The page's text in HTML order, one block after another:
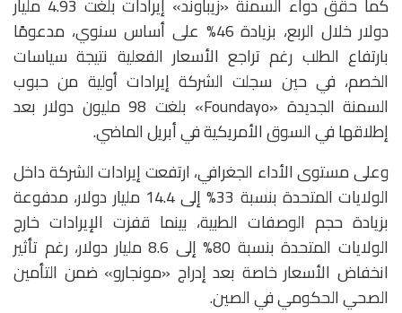
دولار خلال الربع، بزيادة 46% على أساس سنوي، مدعومًا
بارتفاع الطلب رغم تراجع الأسعار الفعلية نتيجة سياسات
الخصم، في حين سجلت الشركة إيرادات أولية من حبوب
السمنة الجديدة «Foundayo» بلغت 98 مليون دولار بعد
إطلاقها في السوق الأمريكية في أبريل الماضي.
وعلى مستوى الأداء الجغرافي، ارتفعت إيرادات الشركة داخل
الولايات المتحدة بنسبة 33% إلى 14.4 مليار دولار، مدفوعة
بزيادة حجم الوصفات الطبية، بينما قفزت الإيرادات خارج
الولايات المتحدة بنسبة 80% إلى 8.6 مليار دولار، رغم تأثير
انخفاض الأسعار خاصة بعد إدراج «مونجارو» ضمن التأمين
الصحي الحكومي في الصين.